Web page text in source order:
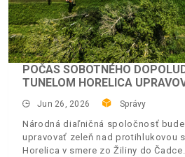
POČAS SOBOTNÉHO
TUNELOM HORELICA
Jun 26, 2026 Správy
Národná diaľničná spoločnosť
upravovať zeleň nad protihlukovou
Horelica v smere zo Žiliny do